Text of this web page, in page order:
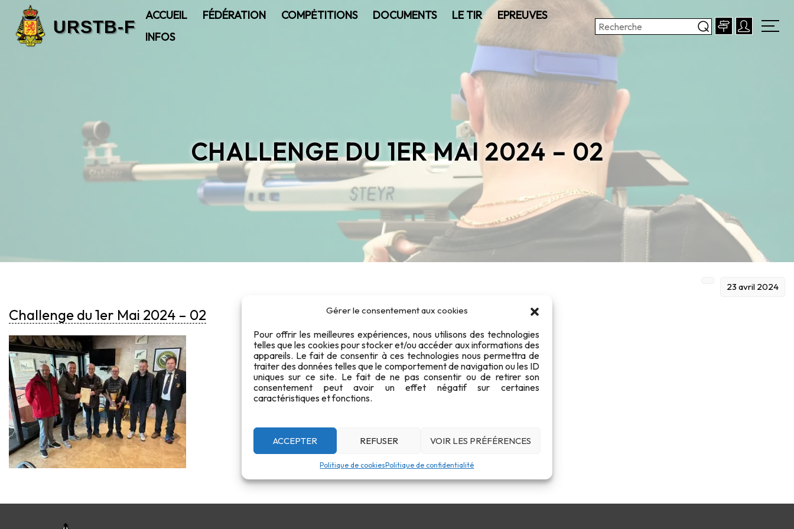
Gérer le consentement aux cookies
Pour offrir les meilleures expériences, nous utilisons des technologies
telles que les cookies pour stocker et/ou accéder aux informations des
appareils. Le fait de consentir à ces technologies nous permettra de
traiter des données telles que le comportement de navigation ou les ID
uniques sur ce site. Le fait de ne pas consentir ou de retirer son
consentement peut avoir un effet négatif sur certaines
caractéristiques et fonctions.
ACCEPTER REFUSER VOIR LES PRÉFÉRENCES
Politique de cookiesPolitique de confidentialité
ACCUEIL FÉDÉRATION COMPĖTITIONS DOCUMENTS LE TIR
EPREUVES
INFOS
CHALLENGE DU 1ER MAI 2024 – 02
23 avril 2024
Challenge du 1er Mai 2024 – 02